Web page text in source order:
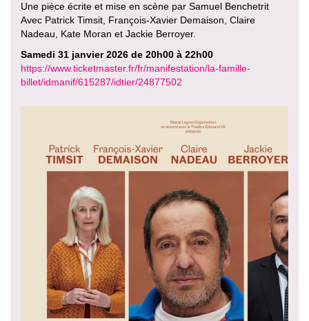
Une pièce écrite et mise en scène par Samuel Benchetrit
Avec Patrick Timsit, François-Xavier Demaison, Claire
Nadeau, Kate Moran et Jackie Berroyer.
Samedi 31 janvier 2026 de 20h00 à 22h00
https://www.ticketmaster.fr/fr/manifestation/la-famille-
billet/idmanif/615287/idtier/24877502